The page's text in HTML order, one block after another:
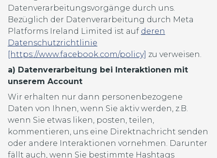
Datenverarbeitungsvorgänge durch uns.
Bezüglich der Datenverarbeitung durch Meta
Platforms Ireland Limited ist auf deren
Datenschutzrichtlinie
[https://www.facebook.com/policy] zu verweisen.
a) Datenverarbeitung bei Interaktionen mit
unserem Account
Wir erhalten nur dann personenbezogene
Daten von Ihnen, wenn Sie aktiv werden, z.B.
wenn Sie etwas liken, posten, teilen,
kommentieren, uns eine Direktnachricht senden
oder andere Interaktionen vornehmen. Darunter
fällt auch, wenn Sie bestimmte Hashtags